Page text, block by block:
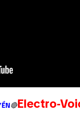
🔴Electro-